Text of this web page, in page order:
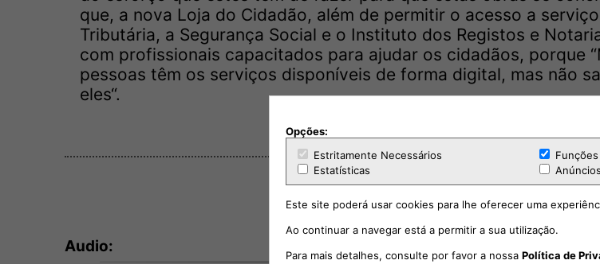
que, a nova Loja do Cidadão, além de permitir o acesso a
Tributária, a Segurança Social e o Instituto dos Registos e
com profissionais capacitados para ajudar os cidadãos, porque
pessoas têm os serviços disponíveis de forma digital, mas não
eles“.
Audio:
Opções:
Estritamente Necessários
Estatísticas
Este site poderá usar cookies para lhe oferecer uma
Ao continuar a navegar está a permitir a sua utilização.
Para mais detalhes, consulte por favor a nossa Política de